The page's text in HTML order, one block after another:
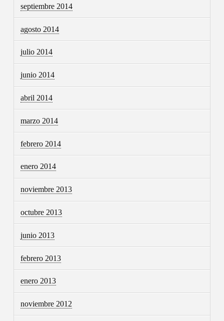
septiembre 2014
agosto 2014
julio 2014
junio 2014
abril 2014
marzo 2014
febrero 2014
enero 2014
noviembre 2013
octubre 2013
junio 2013
febrero 2013
enero 2013
noviembre 2012